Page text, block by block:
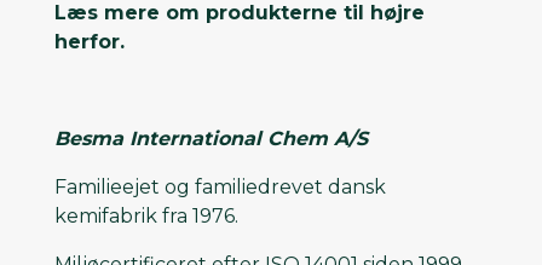
Læs mere om produkterne til højre
herfor.
Besma International Chem A/S
Familieejet og familiedrevet dansk
kemifabrik fra 1976.